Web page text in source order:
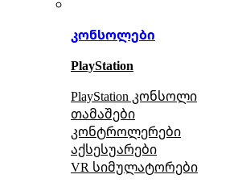
კონსოლები
PlayStation
PlayStation კონსოლი
თამაშები
კონტროლერები
აქსესუარები
VR სიმულატორები